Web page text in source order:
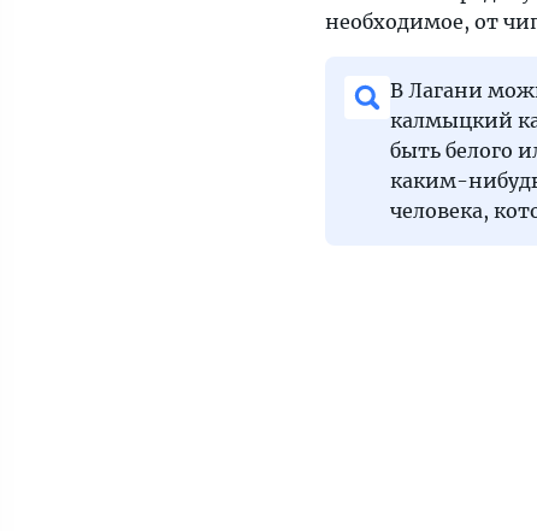
необходимое, от
В Лагани
калмыцкий
быть белого
каким-
человека,